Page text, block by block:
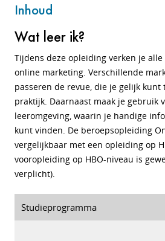
Inhoud
Wat leer ik?
Tijdens deze opleiding verken je
online marketing. Verschillende
passeren de revue, die je gelijk kunt
praktijk. Daarnaast maak je gebruik
leeromgeving, waarin je handige
kunt vinden. De beroepsopleiding
vergelijkbaar met een opleiding op
vooropleiding op HBO-niveau is
verplicht).
Studieprogramma